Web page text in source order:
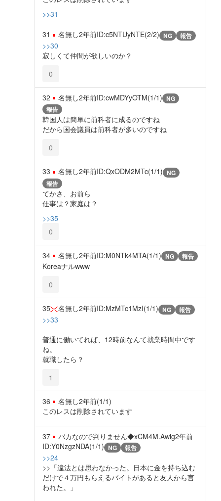
>>31
31 名無し2年前ID:c5NTUyNTE(2/2) NG 報告
>>30
寂しくて仲間が欲しいのか？
0
32 名無し2年前ID:cwMDYyOTM(1/1) NG
報告
韓国人は簡単に前科者に成るのですね
だから国会議員は前科者が多いのですね
0
33 名無し2年前ID:QxODM2MTc(1/1) NG
報告
てかさ、お前ら
仕事は？家庭は？
>>35
0
34 名無し2年前ID:M0NTk4MTA(1/1) NG 報告
Koreaナルwww
0
35 名無し2年前ID:MzMTc1MzI(1/1) NG 報告
>>33
普通に働いてれば、12時前なんて就業時間中です
ね。
就職したら？
1
36 名無し2年前(1/1)
このレスは削除されています
37 バカなので判りません◆xCM4M.Awig2年前
ID:Y0NzgzNDA(1/1) NG 報告
>>24
>>「違法とは思わなかった。日本に金を持ち込む
だけで４万円もらえるバイトがあると友人から言
われた。」